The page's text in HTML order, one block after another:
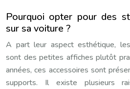
Pourquoi opter pour des
sur sa voiture ?
A part leur aspect esthétique, les
sont des petites affiches plutôt
années, ces accessoires sont
supports. Il existe plusieurs